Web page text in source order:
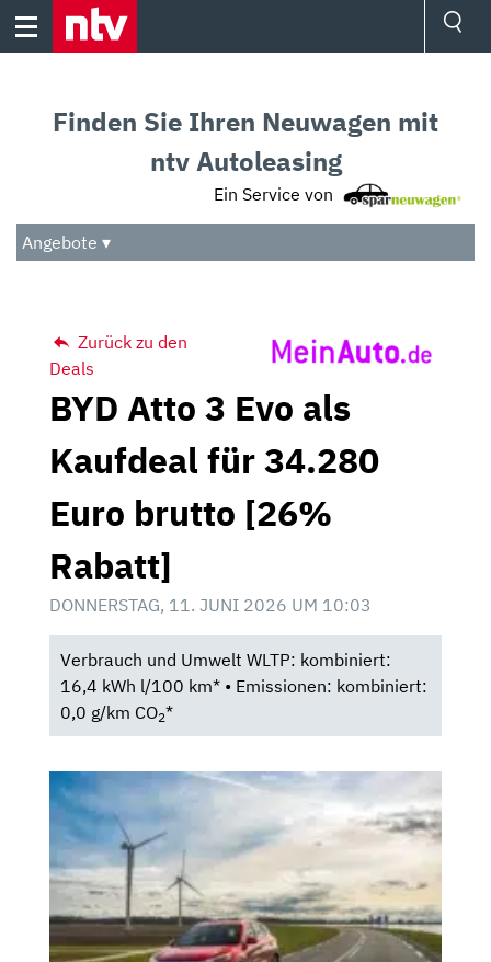
Skip
Audio
Das Beste
Finden Sie Ihren Neuwagen mit
ntv Autoleasing
Ein Service von
Angebote ▾
Zurück zu den
Deals
BYD Atto 3 Evo als
Kaufdeal für 34.280
Euro brutto [26%
Rabatt]
DONNERSTAG, 11. JUNI 2026 UM 10:03
Verbrauch und Umwelt WLTP: kombiniert:
16,4 kWh l/100 km* • Emissionen: kombiniert:
0,0 g/km CO2*